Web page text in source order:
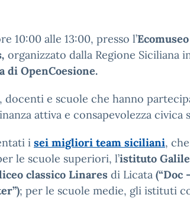
10:00 alle 13:00, presso l’
organizzato dalla Regione Siciliana
di OpenCoesione.
docenti e scuole che hanno
attiva e consapevolezza
i sei migliori team siciliani,
le scuole superiori, l’istituto
classico Linares di Licata (“Doc
; per le scuole medie, gli istituti